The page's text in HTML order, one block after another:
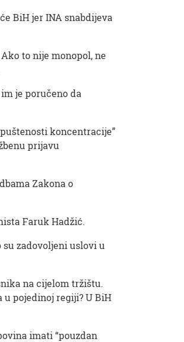
BiH jer INA snabdijeva
to nije monopol, ne
je poručeno da
koncentracije”
prijavu
Zakona o
Faruk Hadžić.
zadovoljeni uslovi u
na cijelom tržištu.
pojedinoj regiji? U BiH
imati “pouzdan